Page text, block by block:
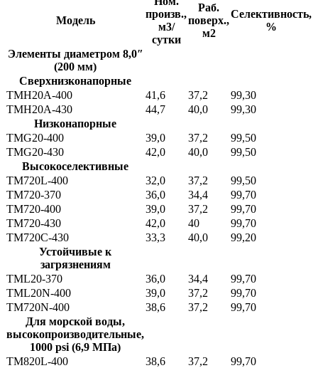
Модель
произв.,
м3/
сутки
Раб.
поверх.,
м2
Селективность,
%
Элементы диаметром 8,0″
(200 мм)
Сверхнизконапорные
TMH20A-400
41,6 37,2 99,30
TMH20A-430
44,7 40,0 99,30
Низконапорные
TMG20-400
39,0 37,2 99,50
TMG20-430
42,0 40,0 99,50
Высокоселективные
TM720L-400
32,0 37,2 99,50
TM720-370
36,0 34,4 99,70
TM720-400
39,0 37,2 99,70
TM720-430
42,0 40 99,70
TM720C-430
33,3 40,0 99,20
Устойчивые к
загрязнениям
TML20-370
36,0 34,4 99,70
TML20N-400
39,0 37,2 99,70
TM720N-400
38,6 37,2 99,70
Для морской воды,
высокопроизводительные,
1000 psi (6,9 МПа)
TM820L-400
38,6 37,2 99,70